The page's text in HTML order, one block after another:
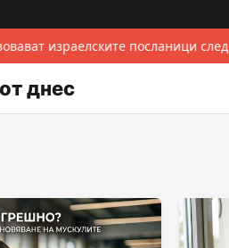
израелските посланици
днес